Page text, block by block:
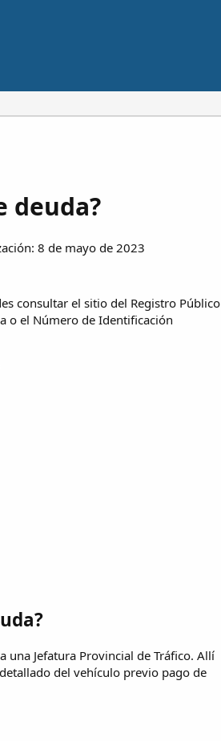
deuda?
8 de mayo de 2023
consultar el sitio del Registro Público
o el Número de Identificación
una Jefatura Provincial de Tráfico. Allí
del vehículo previo pago de